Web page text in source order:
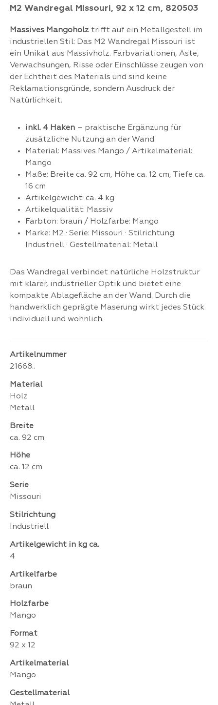
M2 Wandregal Missouri, 92 x 12 cm, 820503
Massives Mangoholz trifft auf ein Metallgestell im
industriellen Stil: Das M2 Wandregal Missouri ist
ein Unikat aus Massivholz. Farbvariationen, Äste,
Verwachsungen, Risse oder Einschlüsse zeugen von
der Echtheit des Materials und sind keine
Reklamationsgründe, sondern Ausdruck der
Natürlichkeit.
inkl. 4 Haken – praktische Ergänzung für
zusätzliche Nutzung an der Wand
Material: Massives Mango / Artikelmaterial:
Mango
Maße: Breite ca. 92 cm, Höhe ca. 12 cm, Tiefe ca.
16 cm
Artikelgewicht: ca. 4 kg
Artikelqualität: Massiv
Farbton: braun / Holzfarbe: Mango
Marke: M2 · Serie: Missouri · Stilrichtung:
Industriell · Gestellmaterial: Metall
Das Wandregal verbindet natürliche Holzstruktur
mit klarer, industrieller Optik und bietet eine
kompakte Ablagefläche an der Wand. Durch die
handwerklich geprägte Maserung wirkt jedes Stück
individuell und wohnlich.
Artikelnummer
21668..
Material
Holz
Metall
Breite
ca. 92 cm
Höhe
ca. 12 cm
Serie
Missouri
Stilrichtung
Industriell
Artikelgewicht in kg ca.
4
Artikelfarbe
braun
Holzfarbe
Mango
Format
92 x 12
Artikelmaterial
Mango
Gestellmaterial